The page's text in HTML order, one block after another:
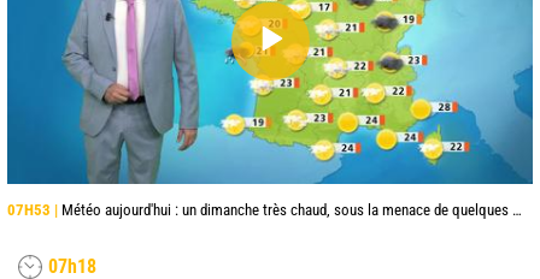
07H53 | Météo aujourd'hui : un dimanche très chaud, sous la menace de quelques orages
07h18